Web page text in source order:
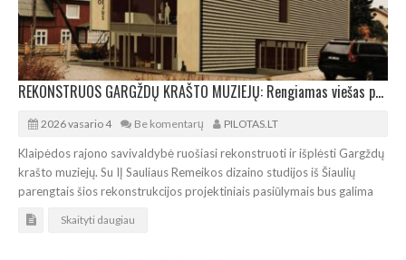
REKONSTRUOS GARGŽDŲ KRAŠTO MUZIEJŲ: Rengiamas viešas projektinių sprendinių pristatymas
2026 vasario 4 Be komentarų PILOTAS.LT
Klaipėdos rajono savivaldybė ruošiasi rekonstruoti ir išplėsti Gargždų
krašto muziejų. Su IĮ Sauliaus Remeikos dizaino studijos iš Šiaulių
parengtais šios rekonstrukcijos projektiniais pasiūlymais bus galima
Skaityti daugiau